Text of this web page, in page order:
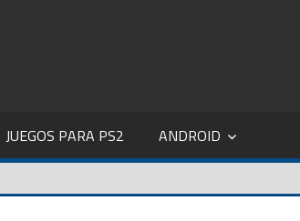
JUEGOS PARA PS2 ANDROID